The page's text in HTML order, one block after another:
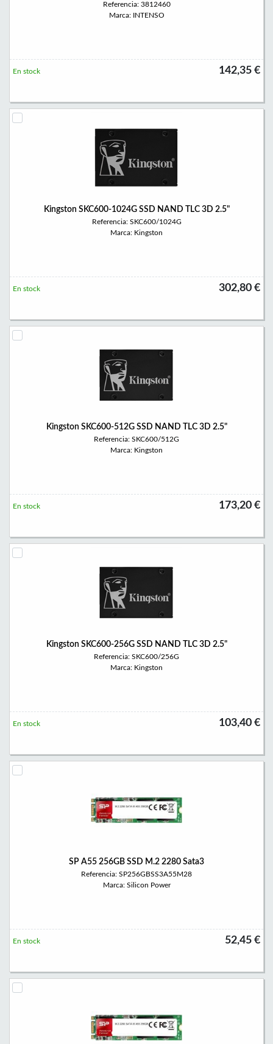
Referencia: 3812460
Marca: INTENSO
142,35 €
En stock
Kingston SKC600-1024G SSD NAND TLC 3D 2.5"
Referencia: SKC600/1024G
Marca: Kingston
302,80 €
En stock
Kingston SKC600-512G SSD NAND TLC 3D 2.5"
Referencia: SKC600/512G
Marca: Kingston
173,20 €
En stock
Kingston SKC600-256G SSD NAND TLC 3D 2.5"
Referencia: SKC600/256G
Marca: Kingston
103,40 €
En stock
SP A55 256GB SSD M.2 2280 Sata3
Referencia: SP256GBSS3A55M28
Marca: Silicon Power
52,45 €
En stock